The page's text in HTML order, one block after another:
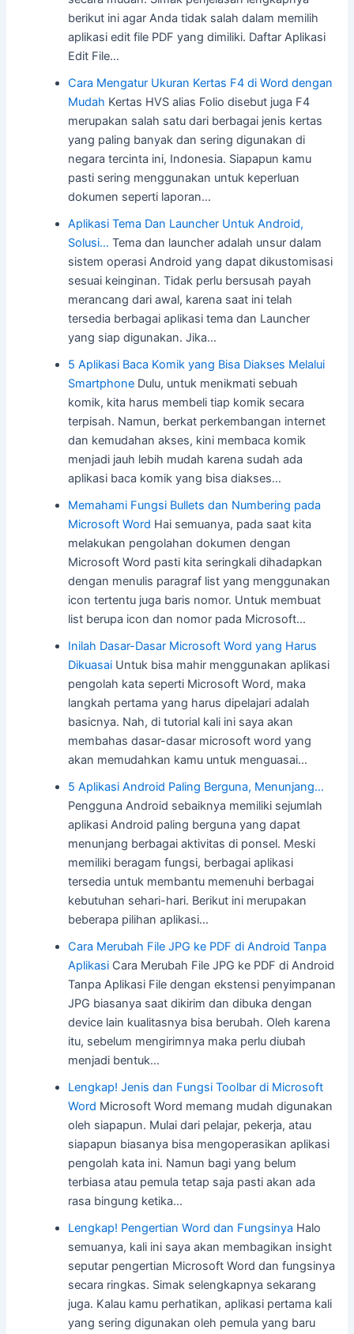
berikut ini agar Anda tidak salah dalam memilih
aplikasi edit file PDF yang dimiliki. Daftar Aplikasi
Edit File…
Cara Mengatur Ukuran Kertas F4 di Word dengan
Mudah Kertas HVS alias Folio disebut juga F4
merupakan salah satu dari berbagai jenis kertas
yang paling banyak dan sering digunakan di
negara tercinta ini, Indonesia. Siapapun kamu
pasti sering menggunakan untuk keperluan
dokumen seperti laporan…
Aplikasi Tema Dan Launcher Untuk Android,
Solusi… Tema dan launcher adalah unsur dalam
sistem operasi Android yang dapat dikustomisasi
sesuai keinginan. Tidak perlu bersusah payah
merancang dari awal, karena saat ini telah
tersedia berbagai aplikasi tema dan Launcher
yang siap digunakan. Jika…
5 Aplikasi Baca Komik yang Bisa Diakses Melalui
Smartphone Dulu, untuk menikmati sebuah
komik, kita harus membeli tiap komik secara
terpisah. Namun, berkat perkembangan internet
dan kemudahan akses, kini membaca komik
menjadi jauh lebih mudah karena sudah ada
aplikasi baca komik yang bisa diakses…
Memahami Fungsi Bullets dan Numbering pada
Microsoft Word Hai semuanya, pada saat kita
melakukan pengolahan dokumen dengan
Microsoft Word pasti kita seringkali dihadapkan
dengan menulis paragraf list yang menggunakan
icon tertentu juga baris nomor. Untuk membuat
list berupa icon dan nomor pada Microsoft…
Inilah Dasar-Dasar Microsoft Word yang Harus
Dikuasai Untuk bisa mahir menggunakan aplikasi
pengolah kata seperti Microsoft Word, maka
langkah pertama yang harus dipelajari adalah
basicnya. Nah, di tutorial kali ini saya akan
membahas dasar-dasar microsoft word yang
akan memudahkan kamu untuk menguasai…
5 Aplikasi Android Paling Berguna, Menunjang…
Pengguna Android sebaiknya memiliki sejumlah
aplikasi Android paling berguna yang dapat
menunjang berbagai aktivitas di ponsel. Meski
memiliki beragam fungsi, berbagai aplikasi
tersedia untuk membantu memenuhi berbagai
kebutuhan sehari-hari. Berikut ini merupakan
beberapa pilihan aplikasi…
Cara Merubah File JPG ke PDF di Android Tanpa
Aplikasi Cara Merubah File JPG ke PDF di Android
Tanpa Aplikasi File dengan ekstensi penyimpanan
JPG biasanya saat dikirim dan dibuka dengan
device lain kualitasnya bisa berubah. Oleh karena
itu, sebelum mengirimnya maka perlu diubah
menjadi bentuk…
Lengkap! Jenis dan Fungsi Toolbar di Microsoft
Word Microsoft Word memang mudah digunakan
oleh siapapun. Mulai dari pelajar, pekerja, atau
siapapun biasanya bisa mengoperasikan aplikasi
pengolah kata ini. Namun bagi yang belum
terbiasa atau pemula tetap saja pasti akan ada
rasa bingung ketika…
Lengkap! Pengertian Word dan Fungsinya Halo
semuanya, kali ini saya akan membagikan insight
seputar pengertian Microsoft Word dan fungsinya
secara ringkas. Simak selengkapnya sekarang
juga. Kalau kamu perhatikan, aplikasi pertama kali
yang sering digunakan oleh pemula yang baru